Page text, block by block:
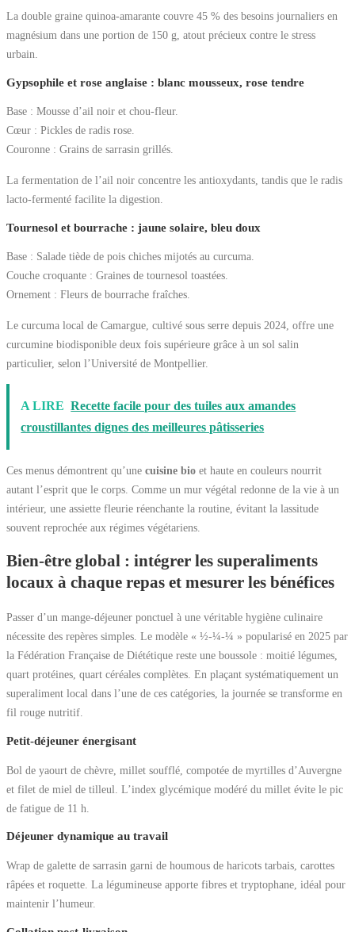
La double graine quinoa-amarante couvre 45 % des besoins journaliers en
magnésium dans une portion de 150 g, atout précieux contre le stress
urbain.
Gypsophile et rose anglaise : blanc mousseux, rose tendre
Base : Mousse d’ail noir et chou-fleur.
Cœur : Pickles de radis rose.
Couronne : Grains de sarrasin grillés.
La fermentation de l’ail noir concentre les antioxydants, tandis que le radis
lacto-fermenté facilite la digestion.
Tournesol et bourrache : jaune solaire, bleu doux
Base : Salade tiède de pois chiches mijotés au curcuma.
Couche croquante : Graines de tournesol toastées.
Ornement : Fleurs de bourrache fraîches.
Le curcuma local de Camargue, cultivé sous serre depuis 2024, offre une
curcumine biodisponible deux fois supérieure grâce à un sol salin
particulier, selon l’Université de Montpellier.
A LIRE Recette facile pour des tuiles aux amandes
croustillantes dignes des meilleures pâtisseries
Ces menus démontrent qu’une cuisine bio et haute en couleurs nourrit
autant l’esprit que le corps. Comme un mur végétal redonne de la vie à un
intérieur, une assiette fleurie réenchante la routine, évitant la lassitude
souvent reprochée aux régimes végétariens.
Bien-être global : intégrer les superaliments
locaux à chaque repas et mesurer les bénéfices
Passer d’un mange-déjeuner ponctuel à une véritable hygiène culinaire
nécessite des repères simples. Le modèle « ½-¼-¼ » popularisé en 2025 par
la Fédération Française de Diététique reste une boussole : moitié légumes,
quart protéines, quart céréales complètes. En plaçant systématiquement un
superaliment local dans l’une de ces catégories, la journée se transforme en
fil rouge nutritif.
Petit-déjeuner énergisant
Bol de yaourt de chèvre, millet soufflé, compotée de myrtilles d’Auvergne
et filet de miel de tilleul. L’index glycémique modéré du millet évite le pic
de fatigue de 11 h.
Déjeuner dynamique au travail
Wrap de galette de sarrasin garni de houmous de haricots tarbais, carottes
râpées et roquette. La légumineuse apporte fibres et tryptophane, idéal pour
maintenir l’humeur.